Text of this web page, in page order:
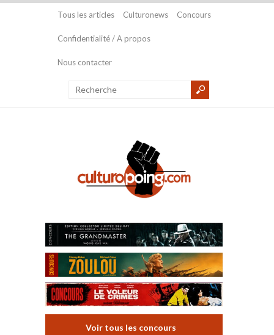
Tous les articles Culturonews Concours
Confidentialité / A propos
Nous contacter
Voir tous les concours